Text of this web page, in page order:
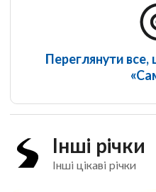
Переглянути все,
Інші річки
Інші цікаві річки